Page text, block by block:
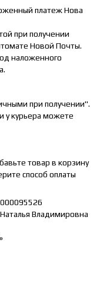
платеж Нова
при получении
Новой Почты.
наложенного
при получении".
у курьера можете
товар в корзину
способ оплаты
Владимировна